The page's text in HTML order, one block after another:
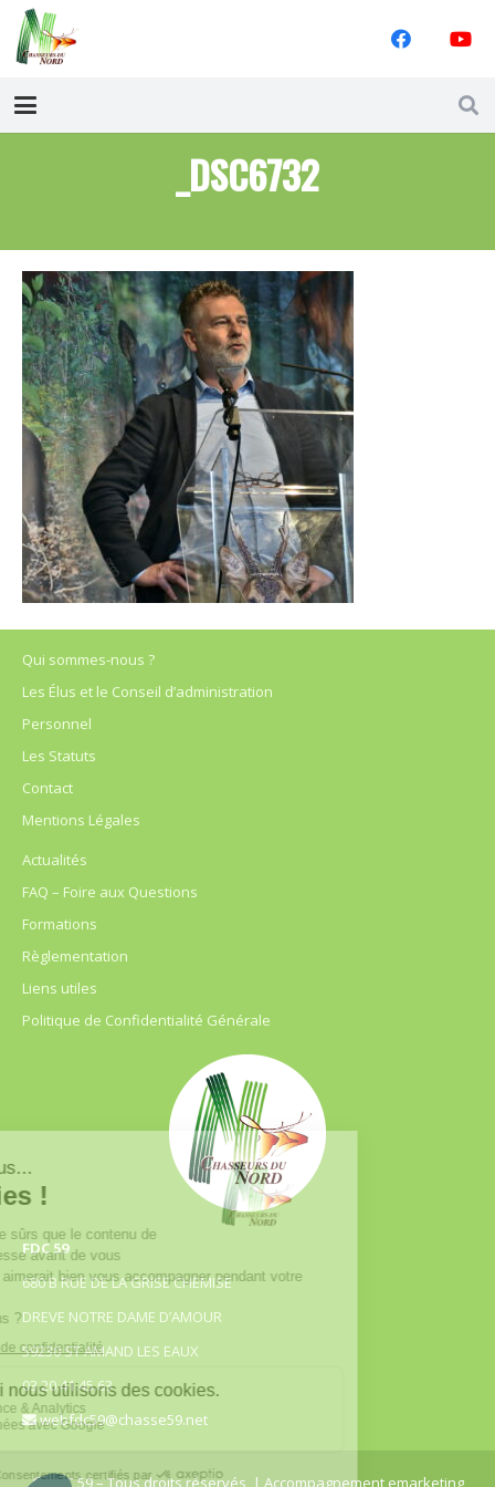
_DSC6732
Qui sommes-nous ?
Les Élus et le Conseil d’administration
Personnel
Les Statuts
Contact
Mentions Légales
Actualités
FAQ – Foire aux Questions
Formations
Règlementation
Liens utiles
Politique de Confidentialité Générale
FDC 59
680 B RUE DE LA GRISE CHEMISE
DREVE NOTRE DAME D’AMOUR
59230 ST AMAND LES EAUX
03.20.41.45.63
webfdc59@chasse59.net
© FDC 59 – Tous droits réservés | Accompagnement emarketing